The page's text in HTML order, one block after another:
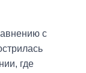
с
где